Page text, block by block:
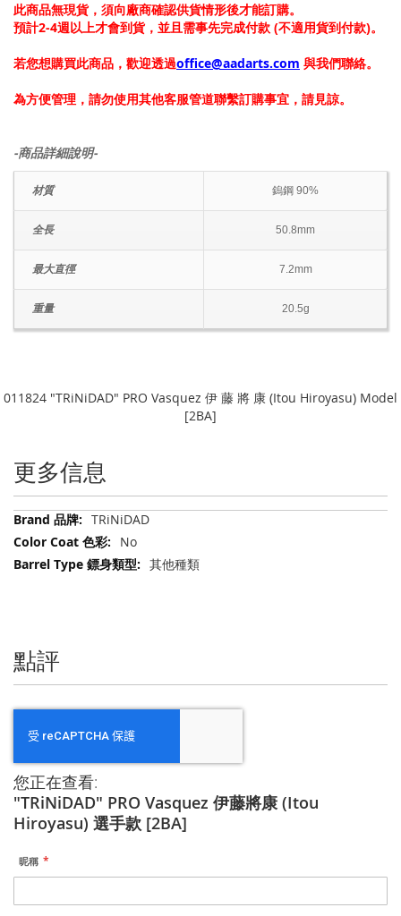
此商品無現貨，須向廠商確認供貨情形後才能訂購。
預計2-4週以上才會到貨，並且需事先完成付款 (不適用貨到付款)。
若您想購買此商品，歡迎透過office@aadarts.com 與我們聯絡。
為方便管理，請勿使用其他客服管道聯繫訂購事宜，請見諒。
-商品詳細說明-
材質 鎢鋼 90%
全長 50.8mm
最大直徑 7.2mm
重量 20.5g
011824 "TRiNiDAD" PRO Vasquez 伊 藤 將 康 (Itou Hiroyasu) Model
[2BA]
更多信息
更
多
息
TRiNiDAD
No
其他種類
點評
您正在查看:
"TRiNiDAD" PRO Vasquez 伊藤將康 (Itou
Hiroyasu) 選手款 [2BA]
昵稱